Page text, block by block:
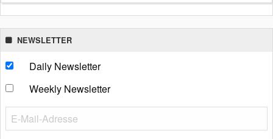
NEWSLETTER
Daily Newsletter
Weekly Newsletter